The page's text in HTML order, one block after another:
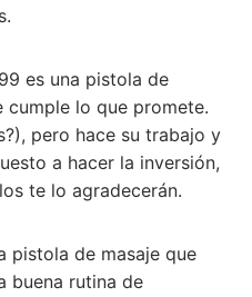
es una pistola de
cumple lo que promete.
pero hace su trabajo y
a hacer la inversión,
te lo agradecerán.
pistola de masaje que
buena rutina de